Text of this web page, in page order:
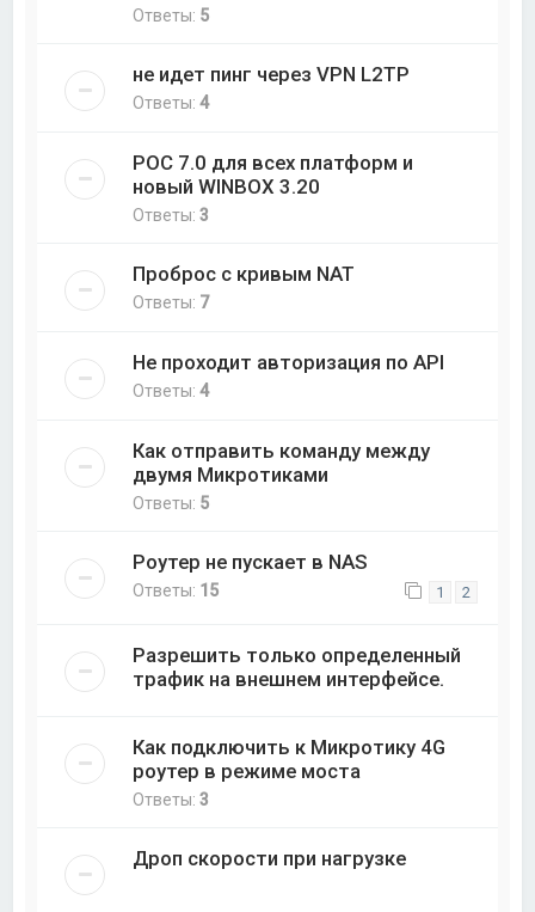
Ответы: 5
не идет пинг через VPN L2TP
Ответы:4
РОС 7.0 для всех платформ и
новый WINBOX 3.20
Ответы:3
Проброс с кривым NAT
Ответы: 7
Не проходит авторизация по API
Ответы:4
Как отправить команду между
двумя Микротиками
Ответы: 5
Роутер не пускает в NAS
Ответы: 15 1 2
Разрешить только определенный
трафик на внешнем интерфейсе.
Как подключить к Микротику 4G
роутер в режиме моста
Ответы:3
Дроп скорости при нагрузке